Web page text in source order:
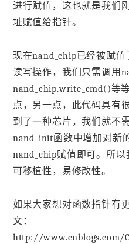
进行赋值，这也就是我们
址赋值给指针。
现在nand_chip已经被赋
读写操作，我们只需调用
nand_chip.write_cmd()等
点，另一点，此代码具有
到了一种芯片，我们就不
nand_init函数中增加对新
nand_chip赋值即可。所
可移植性，易修改性。
如果大家想对函数指针有
文：
http://www.cnblogs.com/